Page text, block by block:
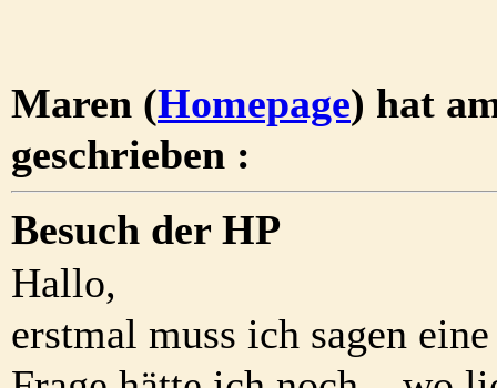
Maren (Homepage) hat
geschrieben :
Besuch der HP
Hallo,
erstmal muss ich sagen